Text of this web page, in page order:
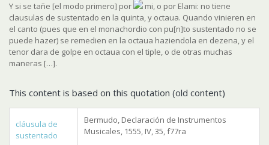
Y si se tañe [el modo primero] por
mi, o por Elami: no tiene
clausulas de sustentado en la quinta, y octaua. Quando vinieren en
el canto (pues que en el monachordio con pu[n]to sustentado no se
puede hazer) se remedien en la octaua haziendola en dezena, y el
tenor dara de golpe en octaua con el tiple, o de otras muchas
maneras […].
This content is based on this quotation (old content)
cláusula de
sustentado
Bermudo, Declaración de Instrumentos
Musicales, 1555, IV, 35, f77ra